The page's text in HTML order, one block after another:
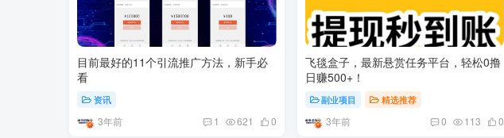
目前最好的11个引流推广方法，新手必
看
资讯
3年前 1 621 0
飞毯盒子，最新悬赏任务平台，轻松0撸
日赚500+！
副业项目 精选推荐
3年前 0 113 0